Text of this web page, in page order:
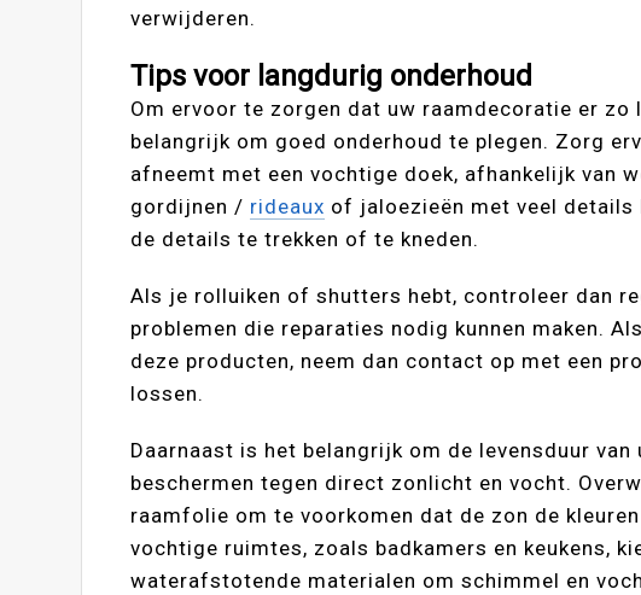
verwijderen.
Tips voor langdurig onderhoud
Om ervoor te zorgen dat uw raamdecoratie er
belangrijk om goed onderhoud te plegen. Zorg
afneemt met een vochtige doek, afhankelijk van
gordijnen / rideaux of jaloezieën met veel details
de details te trekken of te kneden.
Als je rolluiken of shutters hebt, controleer dan
problemen die reparaties nodig kunnen maken.
deze producten, neem dan contact op met een
lossen.
Daarnaast is het belangrijk om de levensduur
beschermen tegen direct zonlicht en vocht.
raamfolie om te voorkomen dat de zon de
vochtige ruimtes, zoals badkamers en keukens,
waterafstotende materialen om schimmel en